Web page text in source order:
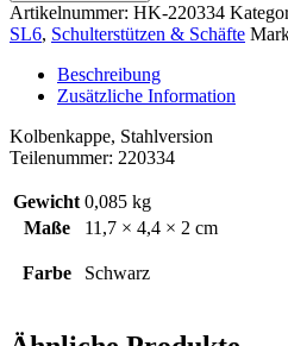
Artikelnummer: HK-220334
SL6, Schulterstützen & Schäfte
Beschreibung
Zusätzliche Information
Kolbenkappe, Stahlversion
Teilenummer: 220334
Gewicht 0,085 kg
Maße
11,7 × 4,4 × 2 cm
Farbe Schwarz